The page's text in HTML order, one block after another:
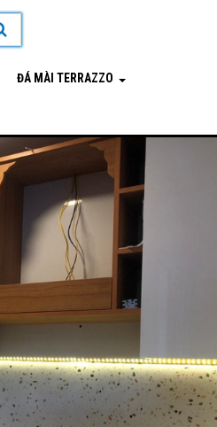
ĐÁ MÀI TERRAZZO